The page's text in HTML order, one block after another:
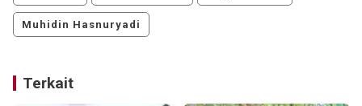
Muhidin Hasnuryadi
Terkait